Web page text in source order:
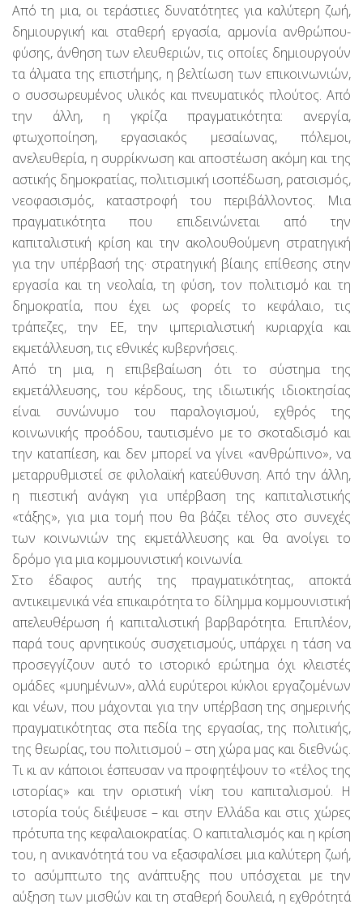
Από τη μια, οι τεράστιες δυνατότητες για καλύτερη ζωή,
δημιουργική και σταθερή εργασία, αρμονία ανθρώπου-
φύσης, άνθηση των ελευθεριών, τις οποίες δημιουργούν
τα άλματα της επιστήμης, η βελτίωση των επικοινωνιών,
ο συσσωρευμένος υλικός και πνευματικός πλούτος. Από
την άλλη, η γκρίζα πραγματικότητα: ανεργία,
φτωχοποίηση, εργασιακός μεσαίωνας, πόλεμοι,
ανελευθερία, η συρρίκνωση και αποστέωση ακόμη και της
αστικής δημοκρατίας, πολιτισμική ισοπέδωση, ρατσισμός,
νεοφασισμός, καταστροφή του περιβάλλοντος. Μια
πραγματικότητα που επιδεινώνεται από την
καπιταλιστική κρίση και την ακολουθούμενη στρατηγική
για την υπέρβασή της· στρατηγική βίαιης επίθεσης στην
εργασία και τη νεολαία, τη φύση, τον πολιτισμό και τη
δημοκρατία, που έχει ως φορείς το κεφάλαιο, τις
τράπεζες, την ΕΕ, την ιμπεριαλιστική κυριαρχία και
εκμετάλλευση, τις εθνικές κυβερνήσεις.
Από τη μια, η επιβεβαίωση ότι το σύστημα της
εκμετάλλευσης, του κέρδους, της ιδιωτικής ιδιοκτησίας
είναι συνώνυμο του παραλογισμού, εχθρός της
κοινωνικής προόδου, ταυτισμένο με το σκοταδισμό και
την καταπίεση, και δεν μπορεί να γίνει «ανθρώπινο», να
μεταρρυθμιστεί σε φιλολαϊκή κατεύθυνση. Από την άλλη,
η πιεστική ανάγκη για υπέρβαση της καπιταλιστικής
«τάξης», για μια τομή που θα βάζει τέλος στο συνεχές
των κοινωνιών της εκμετάλλευσης και θα ανοίγει το
δρόμο για μια κομμουνιστική κοινωνία.
Στο έδαφος αυτής της πραγματικότητας, αποκτά
αντικειμενικά νέα επικαιρότητα το δίλημμα κομμουνιστική
απελευθέρωση ή καπιταλιστική βαρβαρότητα. Επιπλέον,
παρά τους αρνητικούς συσχετισμούς, υπάρχει η τάση να
προσεγγίζουν αυτό το ιστορικό ερώτημα όχι κλειστές
ομάδες «μυημένων», αλλά ευρύτεροι κύκλοι εργαζομένων
και νέων, που μάχονται για την υπέρβαση της σημερινής
πραγματικότητας στα πεδία της εργασίας, της πολιτικής,
της θεωρίας, του πολιτισμού – στη χώρα μας και διεθνώς.
Τι κι αν κάποιοι έσπευσαν να προφητέψουν το «τέλος της
ιστορίας» και την οριστική νίκη του καπιταλισμού. Η
ιστορία τούς διέψευσε – και στην Ελλάδα και στις χώρες
πρότυπα της κεφαλαιοκρατίας. Ο καπιταλισμός και η κρίση
του, η ανικανότητά του να εξασφαλίσει μια καλύτερη ζωή,
το ασύμπτωτο της ανάπτυξης που υπόσχεται με την
αύξηση των μισθών και τη σταθερή δουλειά, η εχθρότητά